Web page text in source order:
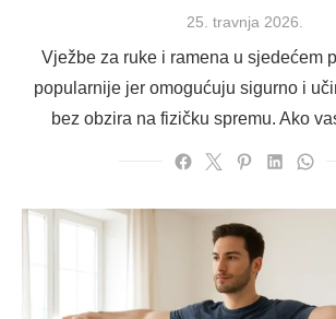
Posted
25. travnja 2026.
Vježbe za ruke i ramena u sjedećem
popularnije jer omogućuju sigurno i
bez obzira na fizičku spremu. Ako